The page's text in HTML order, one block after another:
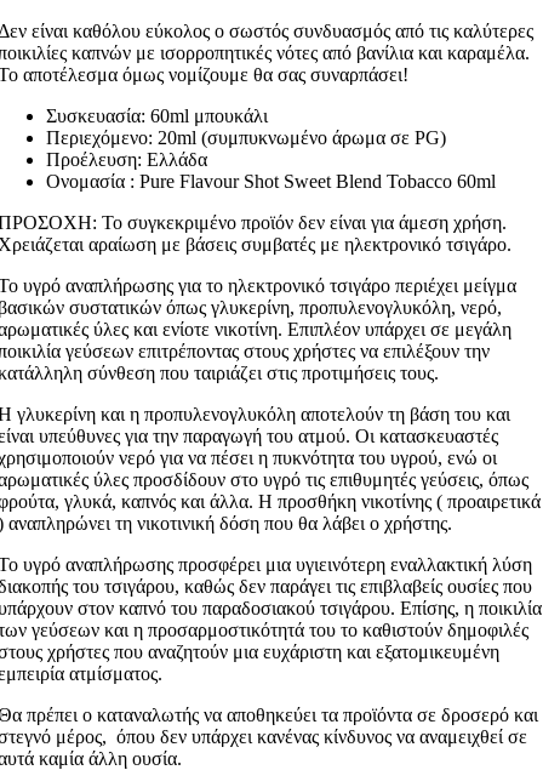
είναι καθόλου εύκολος ο σωστός συνδυασμός από τις καλύτερες
καπνών με ισορροπητικές νότες από βανίλια και καραμέλα.
αποτέλεσμα όμως νομίζουμε θα σας συναρπάσει!
Συσκευασία: 60ml μπουκάλι
Περιεχόμενο: 20ml (συμπυκνωμένο άρωμα σε PG)
Προέλευση: Ελλάδα
Ονομασία : Pure Flavour Shot Sweet Blend Tobacco 60ml
Το συγκεκριμένο προϊόν δεν είναι για άμεση χρήση.
αραίωση με βάσεις συμβατές με ηλεκτρονικό τσιγάρο.
υγρό αναπλήρωσης για το ηλεκτρονικό τσιγάρο περιέχει μείγμα
συστατικών όπως γλυκερίνη, προπυλενογλυκόλη, νερό,
ύλες και ενίοτε νικοτίνη. Επιπλέον υπάρχει σε μεγάλη
γεύσεων επιτρέποντας στους χρήστες να επιλέξουν την
σύνθεση που ταιριάζει στις προτιμήσεις τους.
γλυκερίνη και η προπυλενογλυκόλη αποτελούν τη βάση του και
υπεύθυνες για την παραγωγή του ατμού. Οι κατασκευαστές
νερό για να πέσει η πυκνότητα του υγρού, ενώ οι
ύλες προσδίδουν στο υγρό τις επιθυμητές γεύσεις, όπως
γλυκά, καπνός και άλλα. Η προσθήκη νικοτίνης ( προαιρετικά
αναπληρώνει τη νικοτινική δόση που θα λάβει ο χρήστης.
υγρό αναπλήρωσης προσφέρει μια υγιεινότερη εναλλακτική λύση
του τσιγάρου, καθώς δεν παράγει τις επιβλαβείς ουσίες που
στον καπνό του παραδοσιακού τσιγάρου. Επίσης, η ποικιλία
γεύσεων και η προσαρμοστικότητά του το καθιστούν δημοφιλές
χρήστες που αναζητούν μια ευχάριστη και εξατομικευμένη
ατμίσματος.
πρέπει ο καταναλωτής να αποθηκεύει τα προϊόντα σε δροσερό και
μέρος, όπου δεν υπάρχει κανένας κίνδυνος να αναμειχθεί σε
καμία άλλη ουσία.